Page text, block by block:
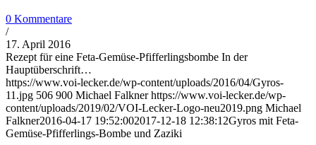
0 Kommentare
/
17. April 2016
Rezept für eine Feta-Gemüse-Pfifferlingsbombe In der
Hauptüberschrift…
https://www.voi-lecker.de/wp-content/uploads/2016/04/Gyros-
11.jpg 506 900 Michael Falkner https://www.voi-lecker.de/wp-
content/uploads/2019/02/VOI-Lecker-Logo-neu2019.png Michael
Falkner2016-04-17 19:52:002017-12-18 12:38:12Gyros mit Feta-
Gemüse-Pfifferlings-Bombe und Zaziki